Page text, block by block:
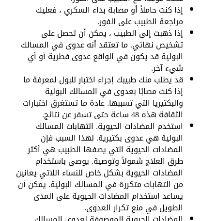
إذا كنت حاملاً أو مصابة بداء السكري ، فعليك
مراجعة الطبيب على الفور.
إذا ذهبت إلى الطبيب ، يمكن أن تحصل على
تشخيص نهائي. ما تعتقد أنه عدوى في المسالك
البولية قد يكون في الواقع عدوى فطرية أو أي
شيء آخر.
قد يطلب منك طبيبك إجراء اختبار للبول لمعرفة ما
إذا كنت مصابًا بعدوى في المسالك البولية
والبكتيريا التي تسببها. عادة ما تستغرق اختبارات
الثقافة هذه 48 ساعة حتى تسفر عن نتائج.
استخدم المضادات الحيوية. التهابات المسالك
البولية هي عدوى بكتيرية. لهذا السبب فإن
المضادات الحيوية التي يصفها الطبيب هي أكثر
طرق العلاج شمولاً وتوصية. يوصى باستخدام
المضادات الحيوية بشكل خاص للنساء اللاتي يعانين
من التهابات متكررة في المسالك البولية. يمكن أن
يساعد استخدام المضادات الحيوية على المدى
الطويل في منع تكرار العدوى.